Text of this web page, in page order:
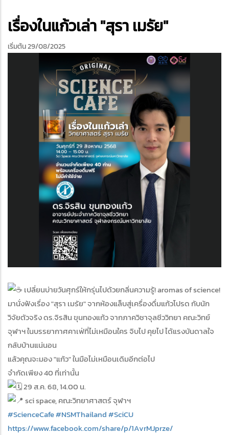
เรื่องในแก้วเล่า "สุรา เมรัย"
เริ่มต้น 29/08/2025
เปลี่ยนบ่ายวันศุกร์ให้กรุ่นไปด้วยกลิ่นความรู้! aromas of science!
มานั่งฟังเรื่อง "สุรา เมรัย" จากห้องแล็บสู่เครื่องดื่มแก้วโปรด กับนัก
วิจัยตัวจริง ดร.จิรสิน ขุนทองแก้ว จากภาควิชาจุลชีววิทยา คณะวิทย์
จุฬาฯ ในบรรยากาศคาเฟ่ที่ไม่เหมือนใคร จิบไป คุยไป ได้แรงบันดาลใจ
กลับบ้านแน่นอน
แล้วคุณจะมอง "แก้ว" ในมือไม่เหมือนเดิมอีกต่อไป
จำกัดเพียง 40 ที่เท่านั้น
29 ส.ค. 68, 14.00 น.
sci space, คณะวิทยาศาสตร์ จุฬาฯ
#ScienceCafe#NSMThailand#SciCU
https://www.facebook.com/share/p/1AvrMJprze/